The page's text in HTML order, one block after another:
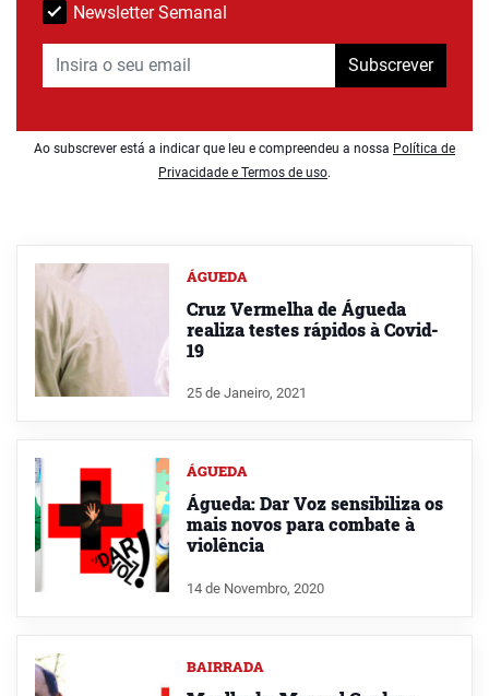
Newsletter Semanal
Subscrever
Ao subscrever está a indicar que leu e compreendeu a nossa Política de
Privacidade e Termos de uso.
ÁGUEDA
Cruz Vermelha de Águeda
realiza testes rápidos à Covid-
19
25 de Janeiro, 2021
ÁGUEDA
Águeda: Dar Voz sensibiliza os
mais novos para combate à
violência
14 de Novembro, 2020
BAIRRADA